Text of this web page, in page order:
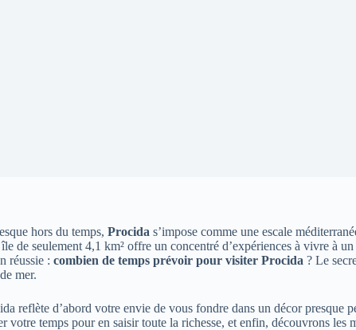
hors du temps, Procida s’impose comme une escale
de seulement 4,1 km² offre un concentré d’expériences à vivre à
réussie : combien de temps prévoir pour visiter Procida ? Le
mer.
reflète d’abord votre envie de vous fondre dans un décor presque
temps pour en saisir toute la richesse, et enfin, découvrons les